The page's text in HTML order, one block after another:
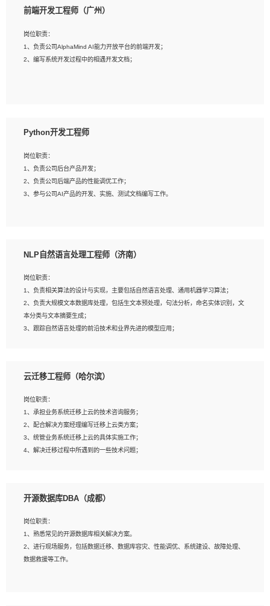
8、有良好的文档编写能力和沟通能力，有RHCE证书优先
岗位要求：
2、熟悉产品及需求规划工具，如:Axure、Xmind、MS Project等；
3、具备良好的交流协调能力，有较强的责任感、工作积极主动；
4、有较强的系统需求分析、文档编写能力、沟通能力；
前端开发工程师（广州）
岗位职责：
1、负责公司AlphaMind AI能力开放平台的前端开发；
2、编写系统开发过程中的相遇开发文档；
3、熟悉react/vue/angular任何一种前端框架，熟悉react优先；
5、善于沟通，具有团队意识；
Python开发工程师
岗位职责：
1、负责公司后台产品开发；
2、负责公司后端产品的性能调优工作；
3、参与公司AI产品的开发、实施、测试文档编写工作。
验的更佳；
3、熟悉数据库开发，熟悉Mysql、Oracle、MongoDb数据库应用开发其中一种；
4、熟悉Python Wed框架（Django/Flask...）代码能力优秀，熟悉编码规范和具备
良好的文档编写能力）；
5、沟通表达能力强，具备团队协作能力。
NLP自然语言处理工程师（济南）
岗位职责：
1、负责相关算法的设计与实现，主要包括自然语言处理、通用机器学习算法；
2、负责大规模文本数据库处理，包括生文本预处理，句法分析，命名实体识别，文
本分类与文本摘要生成；
3、跟踪自然语言处理的前沿技术和业界先进的模型应用；
岗位要求：
2、熟悉tensorflow，keras，pytorch等常规深度学习框架，快速根据客户需求实现
有效的模型；
3、熟悉掌握至少一种编程语言，如：Python，Java；
4、 熟悉NLP相关算法与实现；
5、至少有一次及以上问答系统的项目实践，熟悉问答系统全流程开发者优先；
云迁移工程师（哈尔滨）
岗位职责：
1、承担业务系统迁移上云的技术咨询服务；
2、配合解决方案经理编写迁移上云类方案；
3、统管业务系统迁移上云的具体实施工作；
4、解决迁移过程中所遇到的一些技术问题；
1、专科及以上学历，三年以上工作经验，计算机等相关专业；
3、熟悉常见操作系统、存储、网络、 IO 等相关原理；
4、具有迁移工具实操经验，具备P2V、V2V迁移能力；
5、熟练华为、VMware虚拟化、云计算及云存储技术；
6、熟悉主流数据库、应用服务器、中间件部署架构和运维方法；
开源数据库DBA（成都）
岗位职责：
1、熟悉常见的开源数据库相关解决方案。
2、进行现场服务，包括数据迁移、数据库容灾、性能调优、系统建设、故障处理、
数据救援等工作。